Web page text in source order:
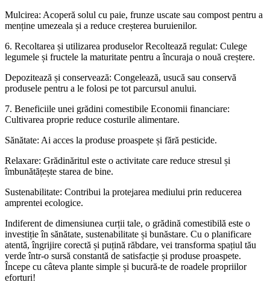
Mulcirea: Acoperă solul cu paie, frunze uscate sau compost pentru a
menține umezeala și a reduce creșterea buruienilor.
6. Recoltarea și utilizarea produselor Recoltează regulat: Culege
legumele și fructele la maturitate pentru a încuraja o nouă creștere.
Depozitează și conservează: Congelează, usucă sau conservă
produsele pentru a le folosi pe tot parcursul anului.
7. Beneficiile unei grădini comestibile Economii financiare:
Cultivarea proprie reduce costurile alimentare.
Sănătate: Ai acces la produse proaspete și fără pesticide.
Relaxare: Grădinăritul este o activitate care reduce stresul și
îmbunătățește starea de bine.
Sustenabilitate: Contribui la protejarea mediului prin reducerea
amprentei ecologice.
Indiferent de dimensiunea curții tale, o grădină comestibilă este o
investiție în sănătate, sustenabilitate și bunăstare. Cu o planificare
atentă, îngrijire corectă și puțină răbdare, vei transforma spațiul tău
verde într-o sursă constantă de satisfacție și produse proaspete.
Începe cu câteva plante simple și bucură-te de roadele propriilor
eforturi!